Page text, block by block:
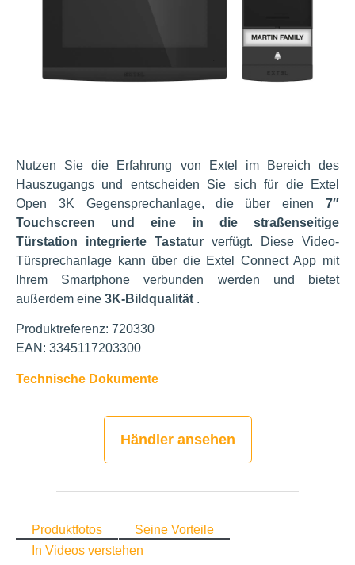
Nutzen Sie die Erfahrung von Extel im Bereich des
Hauszugangs und entscheiden Sie sich für die Extel
Open 3K Gegensprechanlage, die über einen 7″
Touchscreen und eine in die straßenseitige
Türstation integrierte Tastatur verfügt. Diese Video-
Türsprechanlage kann über die Extel Connect App mit
Ihrem Smartphone verbunden werden und bietet
außerdem eine 3K-Bildqualität .
Produktreferenz: 720330
EAN: 3345117203300
Technische Dokumente
Händler ansehen
Produktfotos
Seine Vorteile
In Videos verstehen